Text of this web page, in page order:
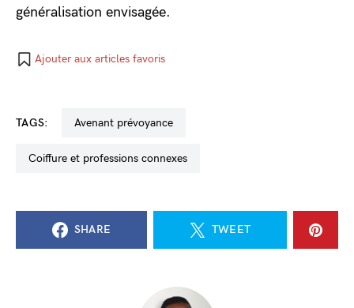
généralisation envisagée.
Ajouter aux articles favoris
TAGS: avenant prévoyance
coiffure et professions connexes
SHARE TWEET